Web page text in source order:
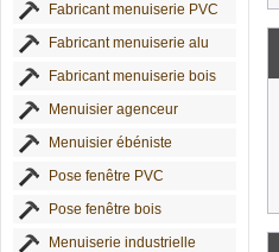
Fabricant menuiserie PVC
Fabricant menuiserie alu
Fabricant menuiserie bois
Menuisier agenceur
Menuisier ébéniste
Pose fenêtre PVC
Pose fenêtre bois
Menuiserie industrielle